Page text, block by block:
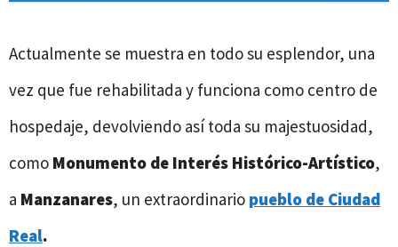
Actualmente se muestra en todo su esplendor, una
vez que fue rehabilitada y funciona como centro de
hospedaje, devolviendo así toda su majestuosidad,
como Monumento de Interés Histórico-Artístico,
a Manzanares, un extraordinario pueblo de Ciudad
Real.